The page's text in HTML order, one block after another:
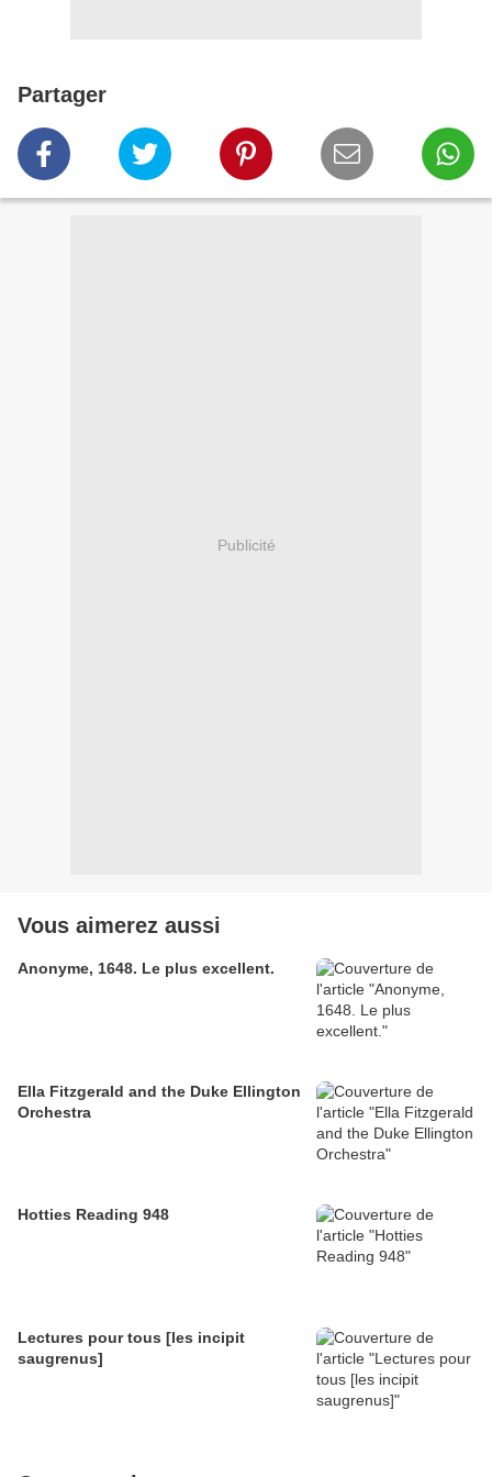
Partager
Publicité
Vous aimerez aussi
Anonyme, 1648. Le plus excellent.
Ella Fitzgerald and the Duke Ellington
Orchestra
Hotties Reading 948
Lectures pour tous [les incipit
saugrenus]